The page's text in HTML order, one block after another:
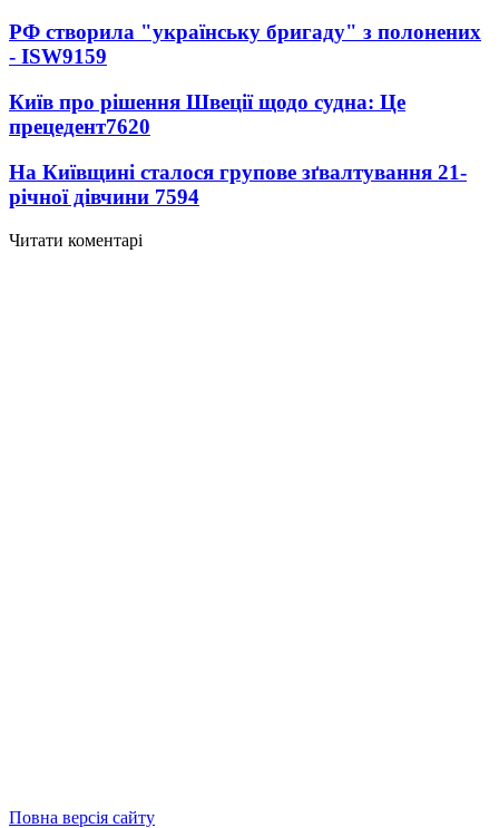
РФ створила "українську бригаду" з полонених
- ISW9159
Київ про рішення Швеції щодо судна: Це
прецедент7620
На Київщині сталося групове зґвалтування 21-
річної дівчини 7594
Читати коментарі
Повна версія сайту